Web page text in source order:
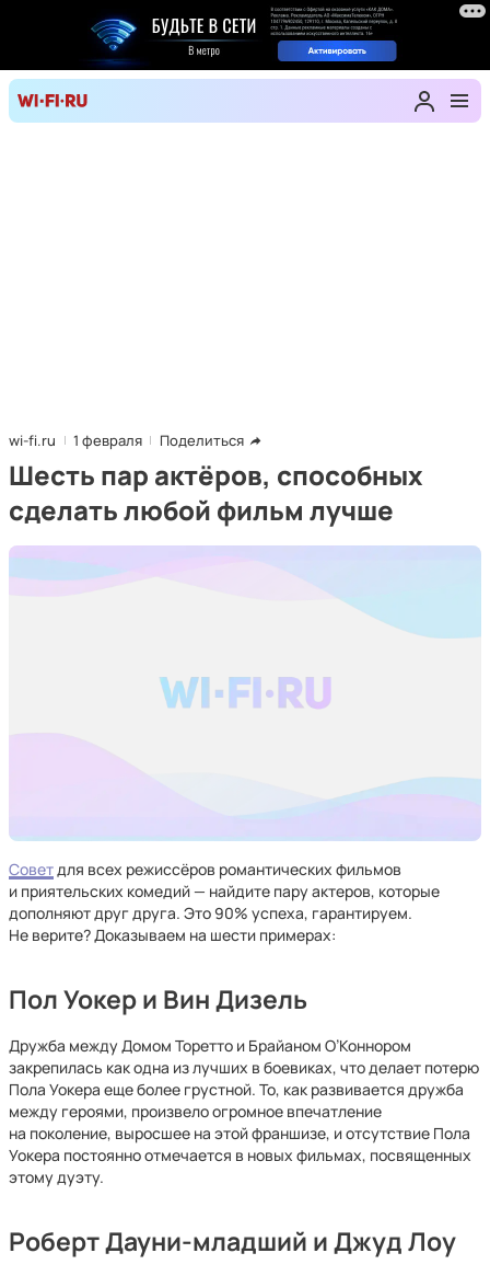
wi-fi.ru 1 февраля Поделиться
Шесть пар актёров, способных
сделать любой фильм лучше
Советдля всех режиссёров романтических фильмов
и приятельских комедий — найдите пару актеров, которые
дополняют друг друга. Это 90% успеха, гарантируем.
Не верите? Доказываем на шести примерах:
Пол Уокер и Вин Дизель
Дружба между Домом Торетто и Брайаном О’Коннором
закрепилась как одна из лучших в боевиках, что делает потерю
Пола Уокера еще более грустной. То, как развивается дружба
между героями, произвело огромное впечатление
на поколение, выросшее на этой франшизе, и отсутствие Пола
Уокера постоянно отмечается в новых фильмах, посвященных
этому дуэту.
Роберт Дауни-младший и Джуд Лоу